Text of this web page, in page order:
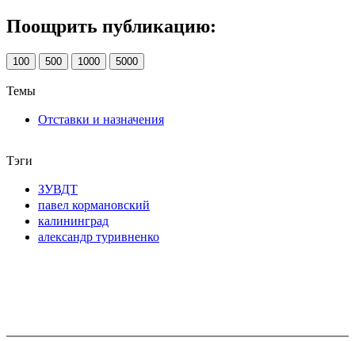
Поощрить публикацию:
100 500 1000 5000
Темы
Отставки и назначения
Тэги
ЗУВДТ
павел кормановский
калининград
александр туривненко